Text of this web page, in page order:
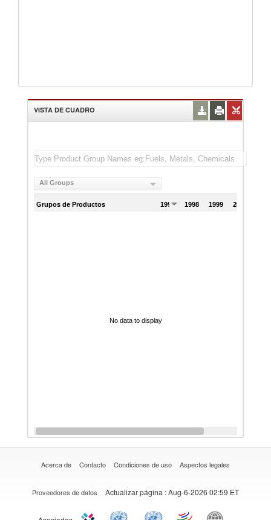
VISTA DE CUADRO
All Groups
Grupos de Productos 1997 1998 1999 2000
No data to display
Acerca de Contacto Condiciones de uso Aspectos legales
Proveedores de datos Actualizar página : Aug-6-2026 02:59 ET